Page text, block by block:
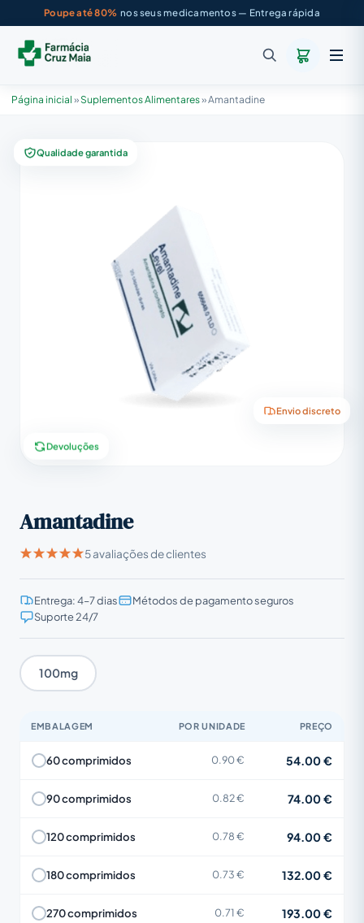
Poupe até 80% nos seus medicamentos — Entrega rápida
Página inicial »Suplementos Alimentares»Amantadine
Qualidade garantida
Envio discreto
Devoluções
Amantadine
5 avaliações de clientes
Entrega: 4–7 dias
Métodos de pagamento seguros
Suporte 24/7
100mg
EMBALAGEM POR UNIDADE PREÇO
60 comprimidos 0.90 € 54.00 €
90 comprimidos 0.82 € 74.00 €
120 comprimidos 0.78 € 94.00 €
180 comprimidos 0.73 € 132.00 €
270 comprimidos 0.71 € 193.00 €